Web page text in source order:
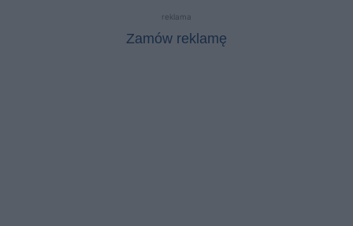
reklama
Zamów reklamę